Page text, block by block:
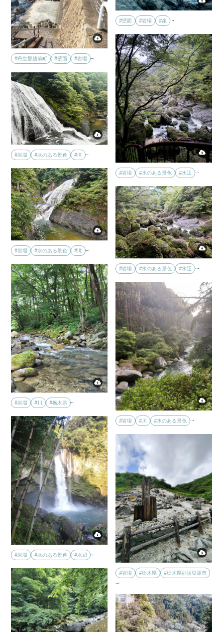
#丹生郡越前町 #壁面 #岩場 …
#壁面 #岩場 #崖
#岩場 #水のある景色 #水辺 …
#岩場 #水のある景色 #滝
#岩場 #水のある景色 #滝 …
#岩場 #水のある景色 #水辺 …
#岩場 #川 #栃木県 …
#岩場 #川 #水のある景色 …
#岩場 #水のある景色 #水辺 …
#岩場 #栃木県
#栃木県那須塩原市
…